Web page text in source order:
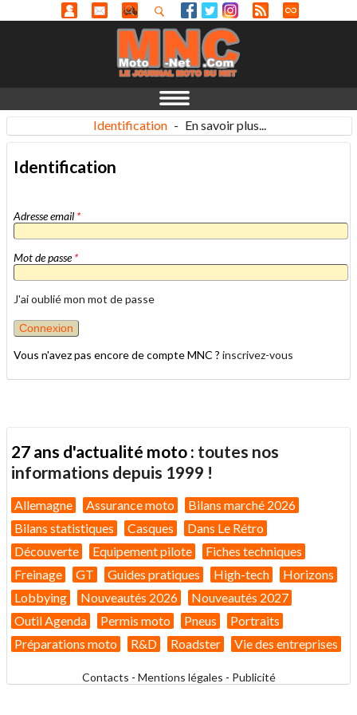
Identification - En savoir plus...
Identification
Adresse email *
Mot de passe*
J'ai oublié mon mot de passe
Vous n'avez pas encore de compte MNC ? inscrivez-vous
27 ans d'actualité moto : toutes nos
informations depuis 1999 !
Allemagne Assurance moto
Bilans marché 2026
Bilans statistiques
Casques
Dans Le Rétro
Découverte
Equipement pilote
Fiches techniques
Freinage
GT Guides pratiques High-tech
Horizons
Lobbying
Nouveautés 2026
Nouveautés 2027
Outil Agenda
Permis moto Pneus
Portraits
Préparations moto
R&D Roadster Vie des entreprises
Contacts - Mentions légales - Publicité